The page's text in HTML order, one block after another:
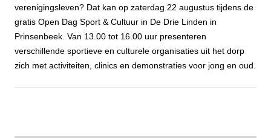
verenigingsleven? Dat kan op zaterdag 22 augustus tijdens de
gratis Open Dag Sport & Cultuur in De Drie Linden in
Prinsenbeek. Van 13.00 tot 16.00 uur presenteren
verschillende sportieve en culturele organisaties uit het dorp
zich met activiteiten, clinics en demonstraties voor jong en oud.